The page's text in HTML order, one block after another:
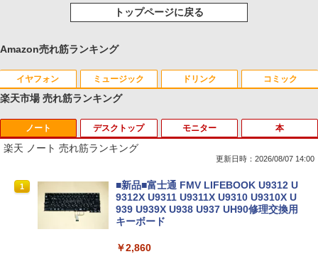
トップページに戻る
Amazon売れ筋ランキング
イヤフォン
Anker Soundcore P40i オフホワイト
￥7,990
Anker Soundcore P31i ブラック
￥5,990
ミュージック
BRUCE WAYNE feat. Flo Milli, ATL Jacob
[Explicit]
BRUCE WAYNE feat. Flo Milli, ATL Jacob
[Explicit]
ドリンク
【Amazon.co.jp限定】 い・ろ・は・す 2L P
ET ラベルレス ×8本
by Amazon 天然水 ラベルレス 500ml ×24本
富士山の天然水 バナジウム含有 水 ミネラル
ウォーター ペットボトル 静岡県産 500ミリリ
ットル (Smart Basic)
コミック
薬屋のひとりごと 17巻 (デジタル版ビッグガ
ンガンコミックス)
異世界居酒屋「のぶ」(22) (角川コミックス・
エース)
楽天市場 売れ筋ランキング
ノート
楽天 ノート 売れ筋ランキング
更新日時：2026/08/07 14:00
1
■新品■富士通 FMV LIFEBOOK U9312 U
9312X U9311 U9311X U9310 U9310X U
939 U939X U938 U937 UH90修理交換用
キーボード
￥2,860
デスクトップ モニター 本